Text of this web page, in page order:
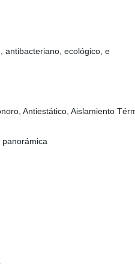
antibacteriano, ecológico, e
Antiestático, Aislamiento